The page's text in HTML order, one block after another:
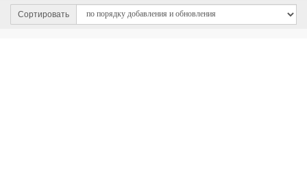
Сортировать